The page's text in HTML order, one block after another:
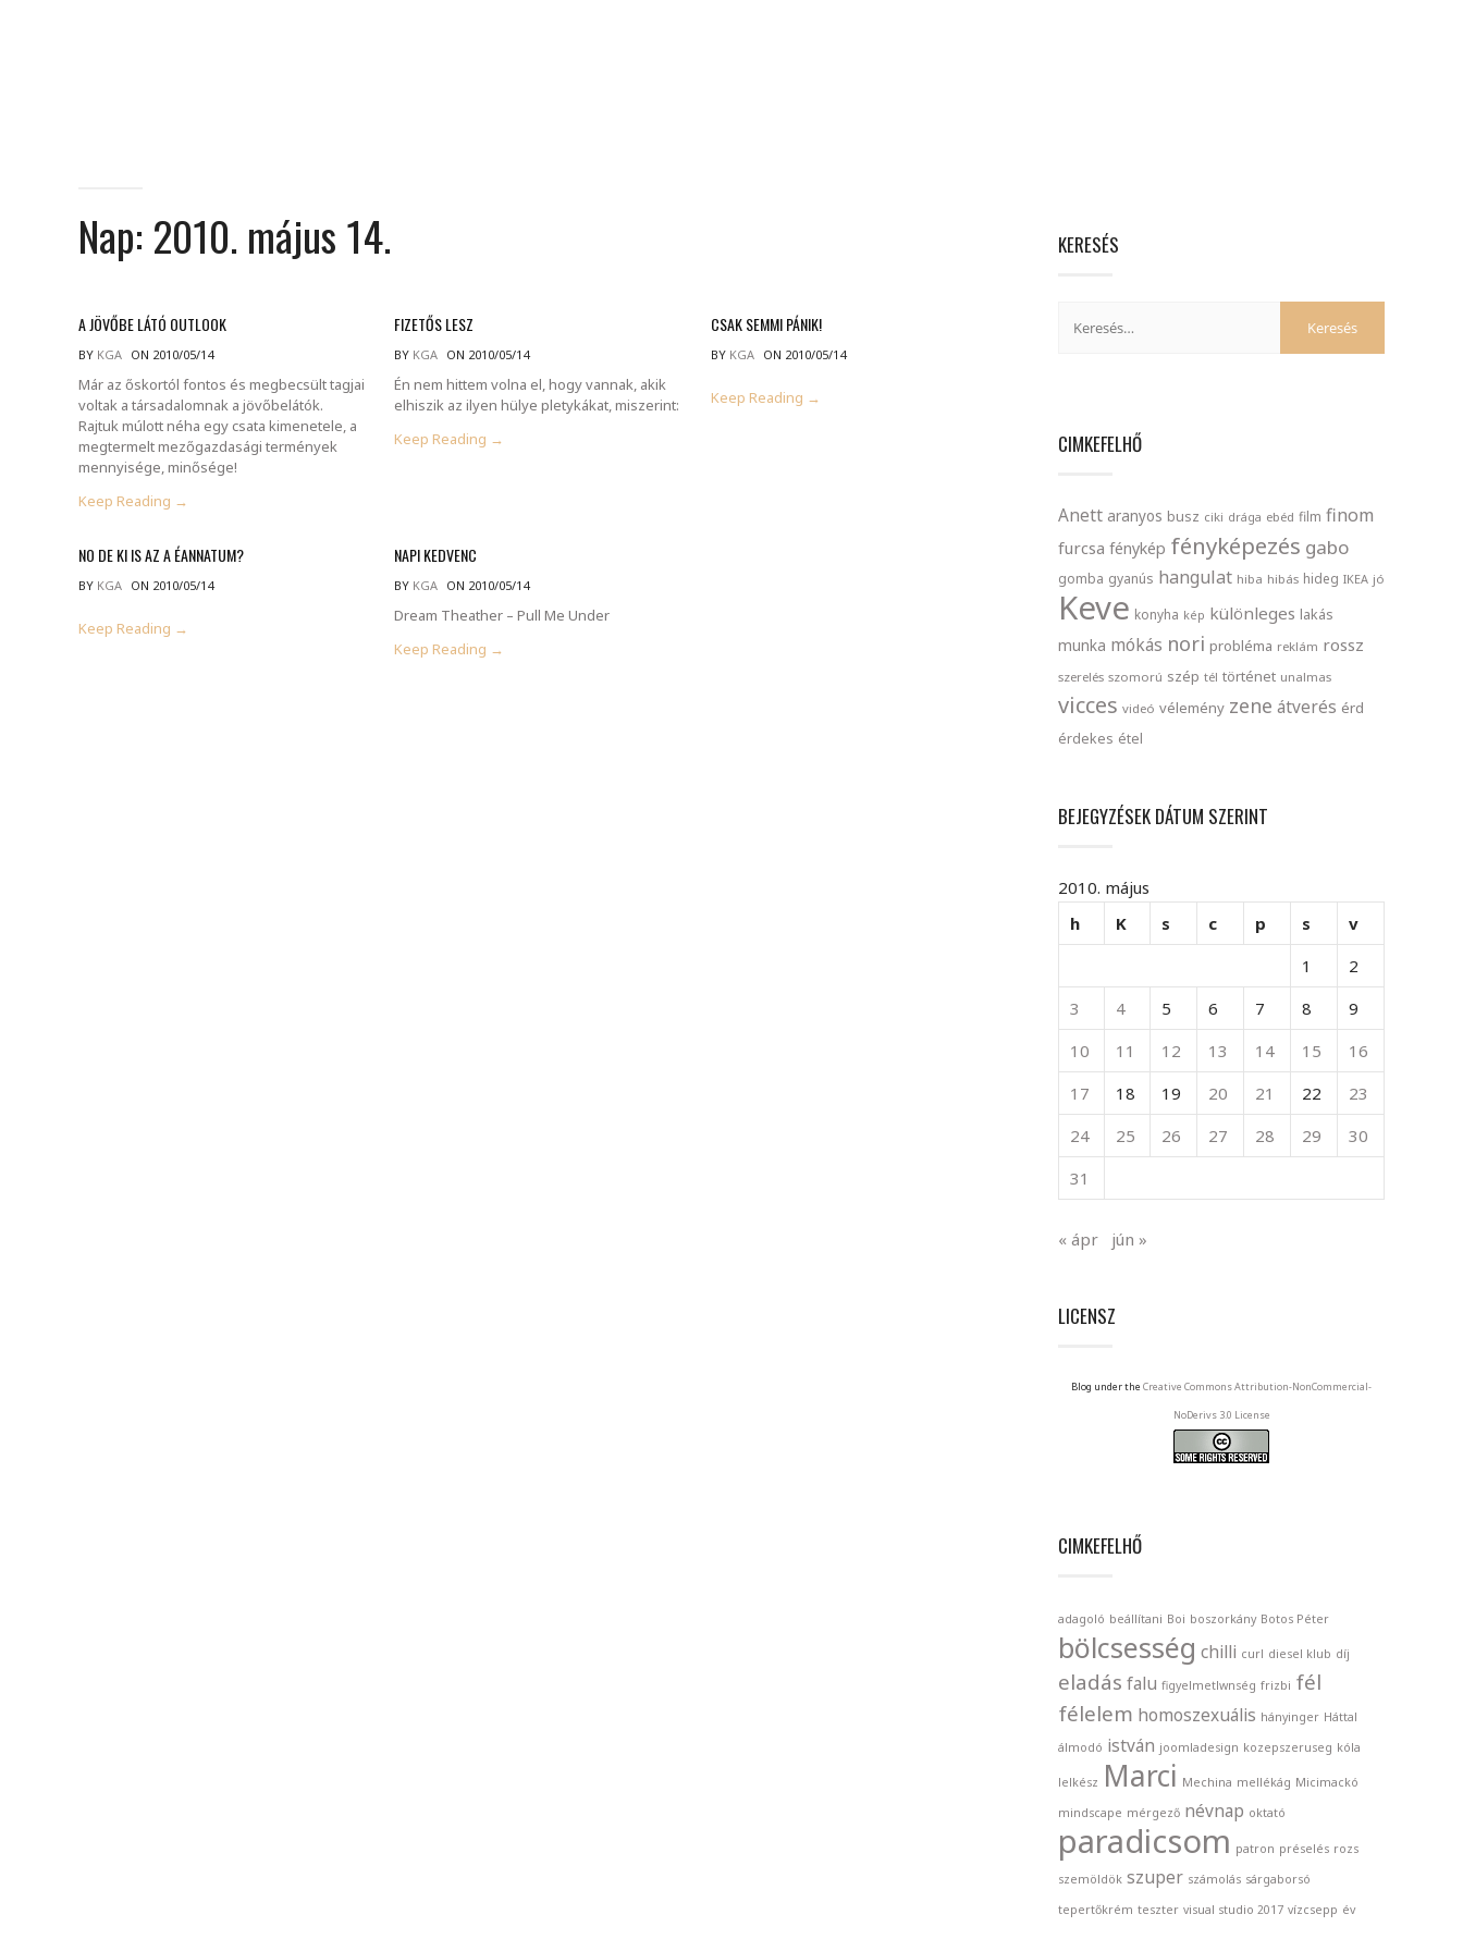
Nap: 2010. május 14.
A JÖVŐBE LÁTÓ OUTLOOK
BY KGA ON 2010/05/14
Már az őskortól fontos és megbecsült tagjai
voltak a társadalomnak a jövőbelátók.
Rajtuk múlott néha egy csata kimenetele, a
megtermelt mezőgazdasági termények
mennyisége, minősége!
Keep Reading →
FIZETŐS LESZ
BY KGA ON 2010/05/14
Én nem hittem volna el, hogy vannak, akik
elhiszik az ilyen hülye pletykákat, miszerint:
Keep Reading →
CSAK SEMMI PÁNIK!
BY KGA ON 2010/05/14
Keep Reading →
NO DE KI IS AZ A ÉANNATUM?
BY KGA ON 2010/05/14
Keep Reading →
NAPI KEDVENC
BY KGA ON 2010/05/14
Dream Theather – Pull Me Under
Keep Reading →
KERESÉS
CIMKEFELHŐ
Anett aranyos busz ciki drága ebéd film finom
furcsa fénykép fényképezés gabo
gomba gyanús hangulat hiba hibás hideg IKEA jó
Keve konyha kép különleges lakás
munka mókás nori probléma reklám rossz
szerelés szomorú szép tél történet unalmas
vicces videó vélemény zene átverés érd
érdekes étel
BEJEGYZÉSEK DÁTUM SZERINT
2010. május
h
K s c p s
v
1
2
3
4 5 6 7 8
9
10
11 12 13 14 15
16
17
18 19 20 21 22
23
24
25 26 27 28 29
30
31
« ápr jún »
LICENSZ
Blog under the Creative Commons Attribution-NonCommercial-
NoDerivs 3.0 License
CIMKEFELHŐ
adagoló beállítani Boi boszorkány Botos Péter
bölcsesség chilli curl diesel klub díj
eladás falu figyelmetlwnség frizbi fél
félelem homoszexuális hányinger Háttal
álmodó istván joomladesign kozepszeruseg kóla
lelkész Marci Mechina mellékág Micimackó
mindscape mérgező névnap oktató
paradicsom patron préselés rozs
szemöldök szuper számolás sárgaborsó
tepertőkrém teszter visual studio 2017 vízcsepp év